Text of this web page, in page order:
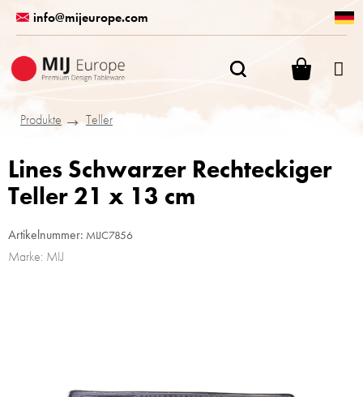
Inhalt
springen
info@mijeurope.com
Produkte Teller
Lines Schwarzer Rechteckiger
Teller 21 x 13 cm
Artikelnummer: MIJC7856
Marke: MIJ